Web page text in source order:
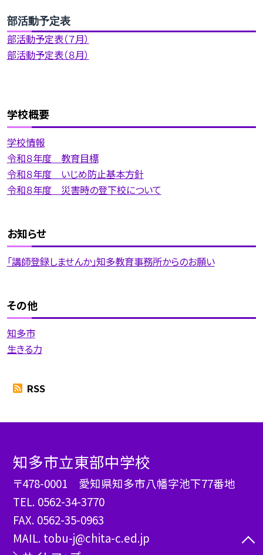
部活動予定表
部活動予定表（７月）
部活動予定表（８月）
学校概要
学校情報
令和８年度 教育目標
令和８年度 いじめ防止基本方針
令和８年度 災害時の登下校について
お知らせ
「講師登録しませんか」知多教育事務所からのお願い
その他
知多市
生きる力
RSS
知多市立東部中学校
〒478-0001 愛知県知多市八幡字池下77番地
TEL. 0562-34-3770
FAX. 0562-35-0963
MAIL. tobu-j@chita-c.ed.jp